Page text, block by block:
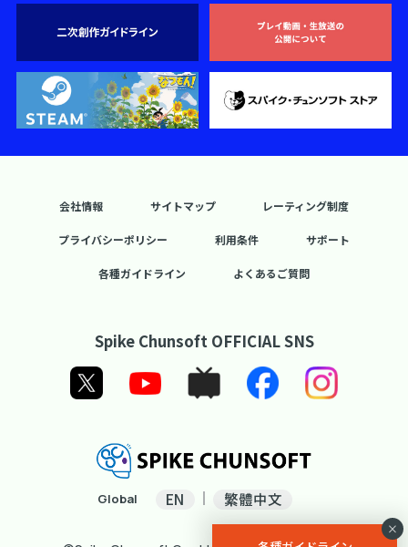
会社情報 サイトマップ レーティング制度
プライバシーポリシー 利用条件 サポート
各種ガイドライン よくあるご質問
Spike Chunsoft OFFICIAL SNS
Global EN 繁體中文
×